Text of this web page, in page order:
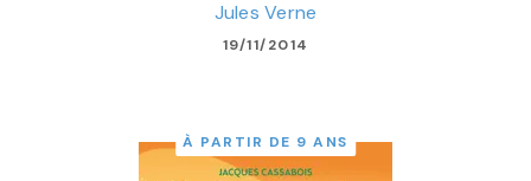
Jules Verne
19/11/2014
À PARTIR DE 9 ANS